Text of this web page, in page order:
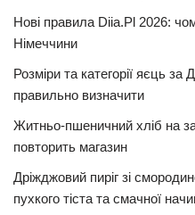
Нові правила Diia.Pl 2026:
Німеччини
Розміри та категорії яєць
правильно визначити
Житньо-пшеничний хліб на
повторить магазин
Дріжджовий пиріг зі
пухкого тіста та смачної